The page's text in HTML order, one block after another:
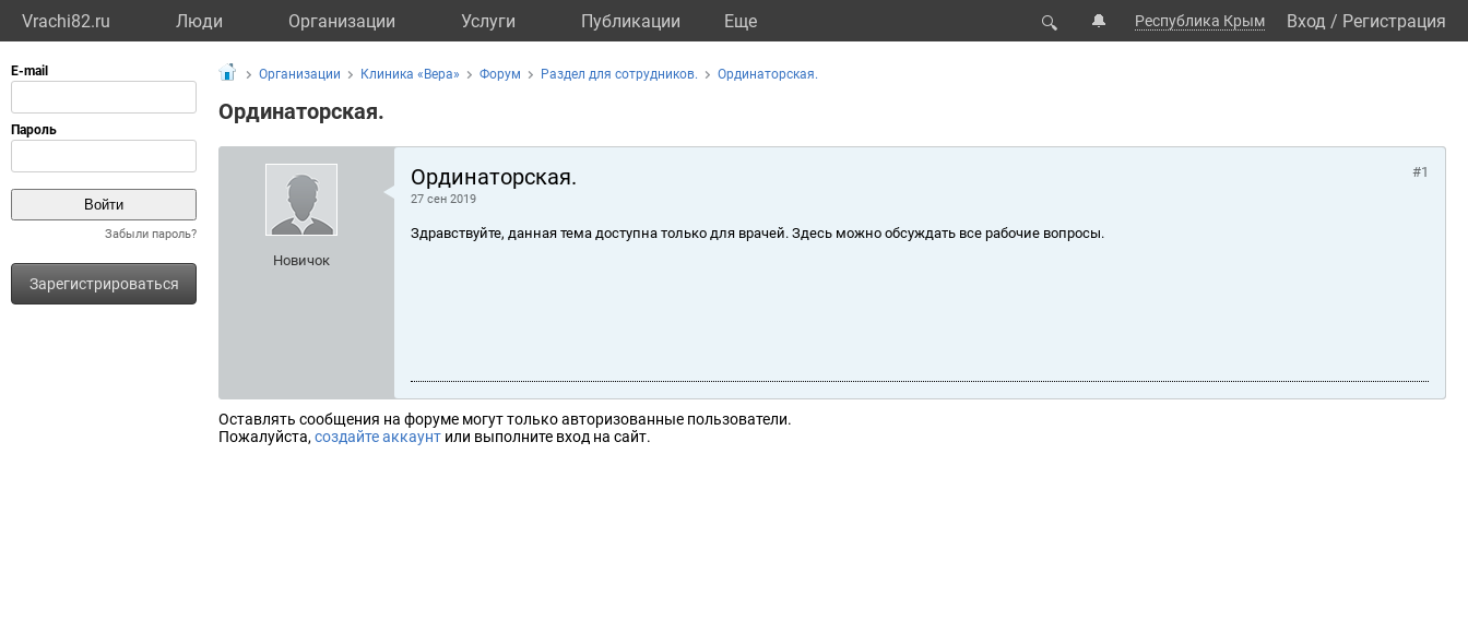
Vrachi82.ru Люди Организации Услуги Публикации Eще 🔍 🔔 Республика Крым Вход / Регистрация
Забыли пароль?
Зарегистрироваться
Организации Клиника «Вера» Форум Раздел для сотрудников. Ординаторская.
Ординаторская.
Новичок
Ординаторская.
27 сен 2019
#1
Здравствуйте, данная тема доступна только для врачей. Здесь можно обсуждать все рабочие вопросы.
Оставлять сообщения на форуме могут только авторизованные пользователи.
Пожалуйста, создайте аккаунт или выполните вход на сайт.